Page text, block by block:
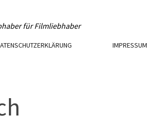
für Filmliebhaber
IMPRESSUM